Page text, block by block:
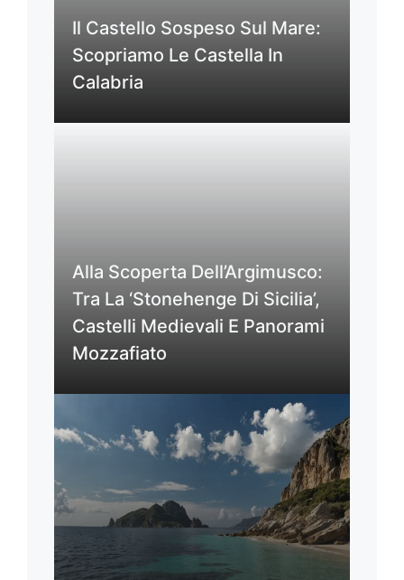
Il Castello Sospeso Sul Mare:
Scopriamo Le Castella In
Calabria
Alla Scoperta Dell’Argimusco:
Tra La ‘Stonehenge Di Sicilia’,
Castelli Medievali E Panorami
Mozzafiato